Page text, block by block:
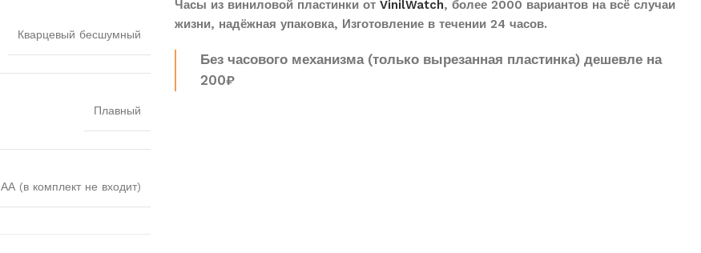
Кварцевый бесшумный
Плавный
АА (в комплект не входит)
Часы из виниловой пластинки от VinilWatch, более 2000 вариантов на всё случаи
жизни, надёжная упаковка, Изготовление в течении 24 часов.
Без часового механизма (только вырезанная пластинка) дешевле на
200₽